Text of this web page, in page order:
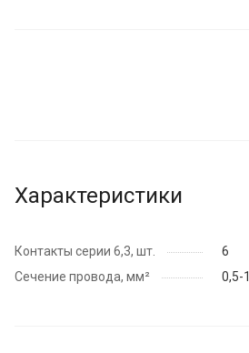
Характеристики
Контакты серии 6,3, шт.
6
Сечение провода, мм²
0,5-1